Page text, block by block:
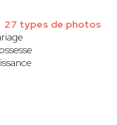
27 types de photos